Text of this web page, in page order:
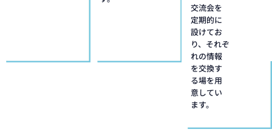
交流会を
定期的に
設けてお
り、それぞ
れの情報
を交換す
る場を用
意してい
ます。